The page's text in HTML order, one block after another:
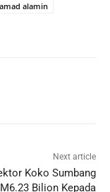
alamin
Next article
Koko Sumbang
Bilion Kepada